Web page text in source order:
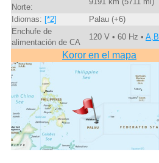
Norte:
Idiomas: [*2]
Palau (+6)
Enchufe de
alimentación de CA
120 V • 60 Hz • A,B
Koror en el mapa